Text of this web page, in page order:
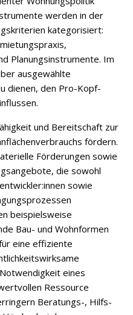
werden in der
kategorisiert:
Planungsinstrumente. Im
ausgewählte
dienen, den Pro-Kopf-
und Bereitschaft zur
fördern.
Förderungen sowie
die sowohl
sowie
beispielsweise
Bau- und Wohnformen
eine effiziente
eines
Ressource
Beratungs-, Hilfs-